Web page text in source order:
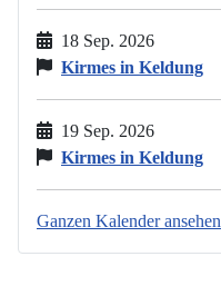
18 Sep. 2026
Kirmes in Keldung
19 Sep. 2026
Kirmes in Keldung
Ganzen Kalender ansehen